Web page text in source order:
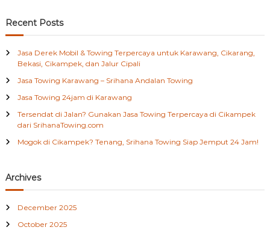
r
c
f
r
:
Recent Posts
Jasa Derek Mobil & Towing Terpercaya untuk Karawang, Cikarang,
Bekasi, Cikampek, dan Jalur Cipali
Jasa Towing Karawang – Srihana Andalan Towing
Jasa Towing 24jam di Karawang
Tersendat di Jalan? Gunakan Jasa Towing Terpercaya di Cikampek
dari SrihanaTowing.com
Mogok di Cikampek? Tenang, Srihana Towing Siap Jemput 24 Jam!
Archives
December 2025
October 2025